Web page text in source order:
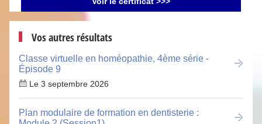
Vos autres résultats
Classe virtuelle en homéopathie, 4ème série -
Épisode 9
Le 3 septembre 2026
Plan modulaire de formation en dentisterie :